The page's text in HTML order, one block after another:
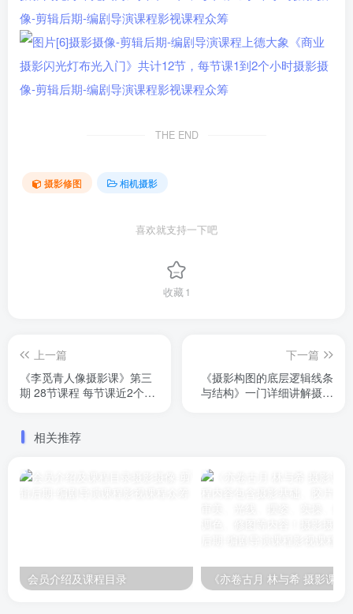
THE END
摄影修图 相机摄影
喜欢就支持一下吧
收藏1
上一篇
《李觅青人像摄影课》第三
期 28节课程 每节课近2个小
下一篇
《摄影构图的底层逻辑线条
与结构》一门详细讲解摄影
相关推荐
会员介绍及课程目录